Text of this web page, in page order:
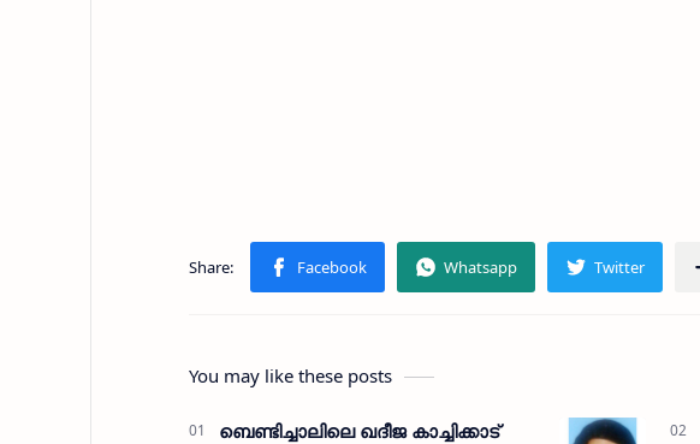
You may like these posts
ബെണ്ടിച്ചാലിലെ ഖദീജ കാച്ചിക്കാട്